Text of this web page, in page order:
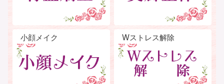
小顔メイク Wストレス解除